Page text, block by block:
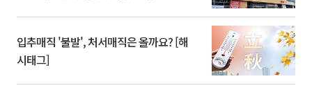
입추매직 '불발', 처서매직은 올까요? [해
시태그]